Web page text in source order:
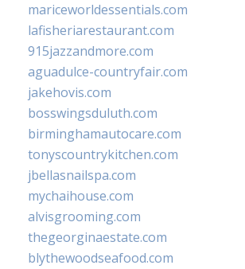
mariceworldessentials.com
lafisheriarestaurant.com
915jazzandmore.com
aguadulce-countryfair.com
jakehovis.com
bosswingsduluth.com
birminghamautocare.com
tonyscountrykitchen.com
jbellasnailspa.com
mychaihouse.com
alvisgrooming.com
thegeorginaestate.com
blythewoodseafood.com